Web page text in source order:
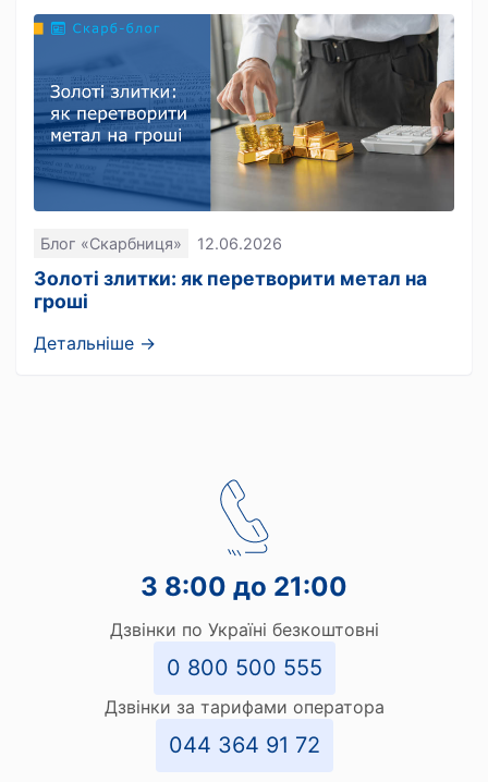
Блог «Скарбниця» 12.06.2026
Золоті злитки: як перетворити метал на
гроші
Детальніше →
З 8:00 до 21:00
Дзвінки по Україні безкоштовні
0 800 500 555
Дзвінки за тарифами оператора
044 364 91 72